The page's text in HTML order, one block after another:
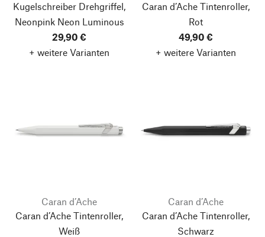
Kugelschreiber Drehgriffel,
NeonpinkNeon Luminous
29,90 €
+ weitere Varianten
Caran d’Ache Tintenroller,
Rot
49,90 €
+ weitere Varianten
Caran d’Ache
Caran d’Ache Tintenroller,
Weiß
Caran d’Ache
Caran d’Ache Tintenroller,
Schwarz